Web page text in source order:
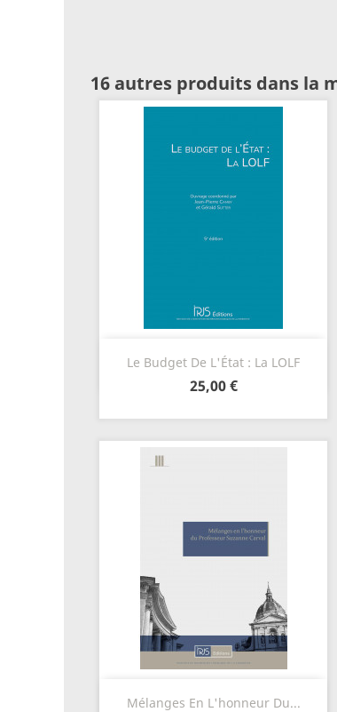
16 autres produits dans la
Le Budget De L'État : La LOLF
25,00 €
 Aperçu rapide
Mélanges En L'honneur Du...
 Aperçu rapide